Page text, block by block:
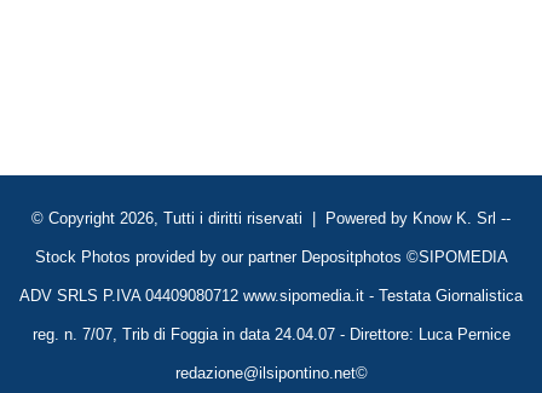
© Copyright 2026, Tutti i diritti riservati | Powered by Know K. Srl --
Stock Photos provided by our partner Depositphotos ©SIPOMEDIA
ADV SRLS P.IVA 04409080712 www.sipomedia.it - Testata Giornalistica
reg. n. 7/07, Trib di Foggia in data 24.04.07 - Direttore: Luca Pernice
redazione@ilsipontino.net©